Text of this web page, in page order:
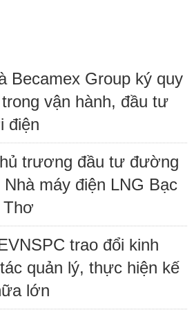
Becamex Group ký quy
vận hành, đầu tư
điện
trương đầu tư đường
máy điện LNG Bạc
Thơ
trao đổi kinh
quản lý, thực hiện kế
lớn